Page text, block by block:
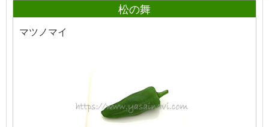
松の舞
マツノマイ